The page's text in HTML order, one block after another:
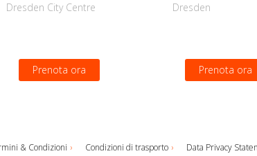
Dresden City Centre
Prenota ora
Dresden
Prenota ora
& Condizioni Condizioni di trasporto Data Privacy